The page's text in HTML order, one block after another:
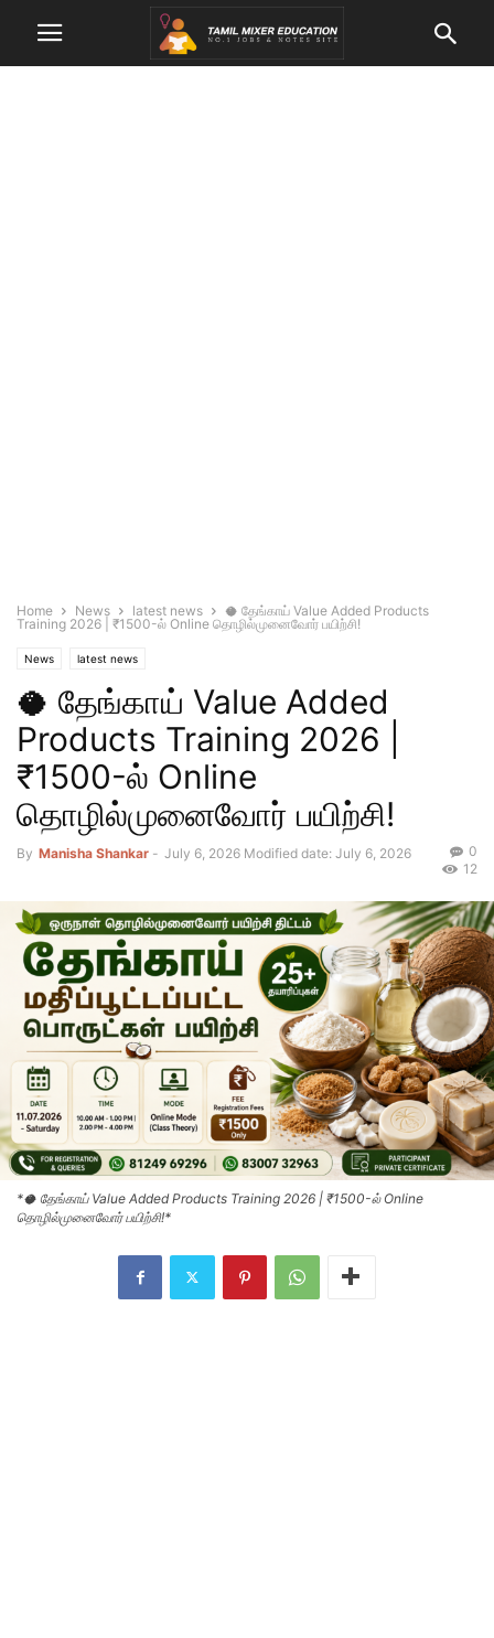
Home News latest news
🥥 தேங்காய் Value Added Products
Training 2026 | ₹1500-ல் Online தொழில்முனைவோர் பயிற்சி!
News latest news
🥥 தேங்காய் Value Added
Products Training 2026 |
₹1500-ல் Online
தொழில்முனைவோர் பயிற்சி!
By Manisha Shankar - July 6, 2026 Modified date: July 6, 2026
0
12
*🥥 தேங்காய் Value Added Products Training 2026 | ₹1500-ல் Online
தொழில்முனைவோர் பயிற்சி!*